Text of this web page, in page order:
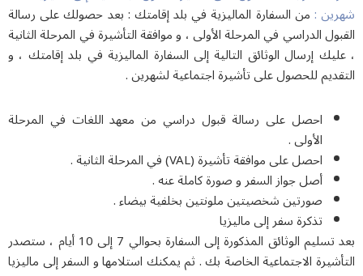
:من السفارة الماليزية في بلد إقامتك : بعد حصولك على رسالة
الدراسي في المرحلة الأولى ، و موافقة التأشيرة في المرحلة الثانية
إرسال الوثائق التالية إلى السفارة الماليزية في بلد إقامتك ، و
للحصول على تأشيرة اجتماعية لشهرين .
احصل على رسالة قبول دراسي من معهد اللغات في المرحلة
الأولى .
احصل على موافقة تأشيرة (VAL) في المرحلة الثانية .
أصل جواز السفر و صورة كاملة عنه .
صورتين شخصيتين ملونتين بخلفية بيضاء .
تذكرة سفر إلى ماليزيا
بعد تسليم الوثائق المذكورة إلى السفارة بحوالي 7 إلى 10 أيام ، ستصدر
الاجتماعية الخاصة بك . ثم يمكنك استلامها و السفر إلى ماليزيا